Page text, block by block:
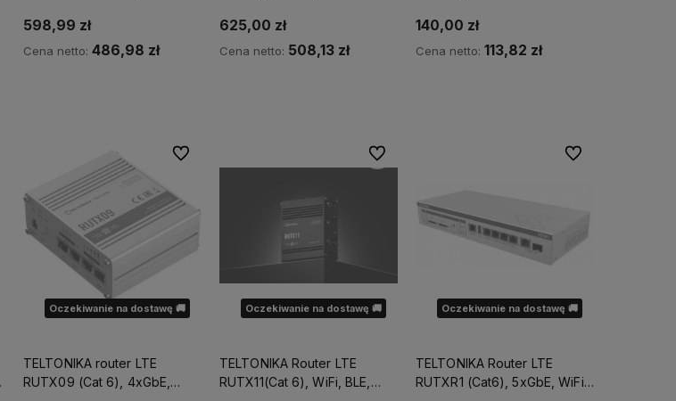
partner TP-LINK*
598,99 zł
Cena netto: 486,98 zł
partner TP-LINK*
625,00 zł
Cena netto: 508,13 zł
140,00 zł
Cena netto: 113,82 zł
Oczekiwanie na dostawę 🚚
TELTONIKA router LTE
RUTX09 (Cat 6), 4xGbE,
Do ulubionych
Oczekiwanie na dostawę 🚚
TELTONIKA Router LTE
RUTX11(Cat 6), WiFi, BLE,
Do ulubionych
Oczekiwanie na dostawę 🚚
TELTONIKA Router LTE
RUTXR1 (Cat6), 5xGbE, WiFi,
Do ulubionych